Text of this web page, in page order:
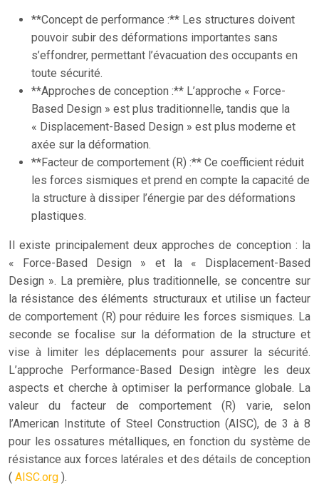
**Concept de performance :** Les structures doivent
pouvoir subir des déformations importantes sans
s’effondrer, permettant l’évacuation des occupants en
toute sécurité.
**Approches de conception :** L’approche « Force-
Based Design » est plus traditionnelle, tandis que la
« Displacement-Based Design » est plus moderne et
axée sur la déformation.
**Facteur de comportement (R) :** Ce coefficient réduit
les forces sismiques et prend en compte la capacité de
la structure à dissiper l’énergie par des déformations
plastiques.
Il existe principalement deux approches de conception : la
« Force-Based Design » et la « Displacement-Based
Design ». La première, plus traditionnelle, se concentre sur
la résistance des éléments structuraux et utilise un facteur
de comportement (R) pour réduire les forces sismiques. La
seconde se focalise sur la déformation de la structure et
vise à limiter les déplacements pour assurer la sécurité.
L’approche Performance-Based Design intègre les deux
aspects et cherche à optimiser la performance globale. La
valeur du facteur de comportement (R) varie, selon
l’American Institute of Steel Construction (AISC), de 3 à 8
pour les ossatures métalliques, en fonction du système de
résistance aux forces latérales et des détails de conception
( AISC.org ).